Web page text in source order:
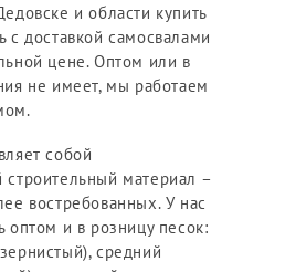
и области купить
с доставкой самосвалами
цене. Оптом или в
не имеет, мы работаем
собой
строительный материал –
востребованных. У нас
оптом и в розницу песок:
средний